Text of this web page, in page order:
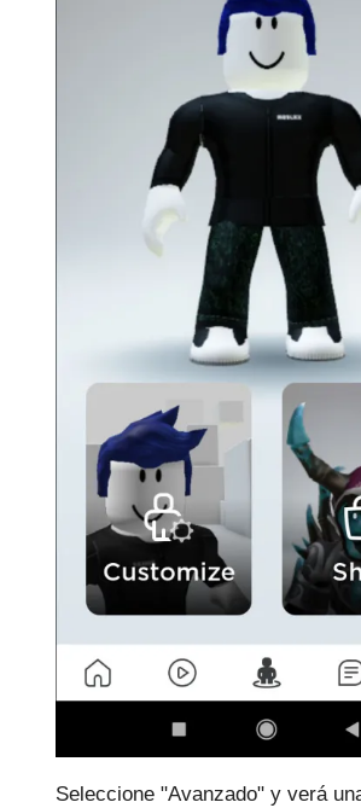
Seleccione "Avanzado" y verá